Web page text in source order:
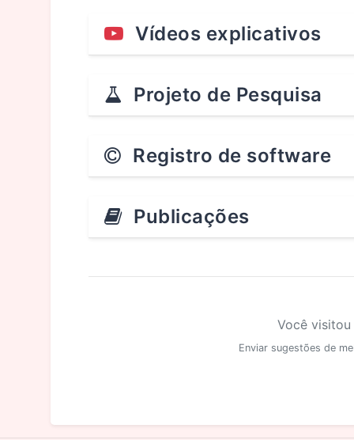
Vídeos explicativos
Projeto de Pesquisa
Registro de software
Publicações
Você
Enviar sugestões de